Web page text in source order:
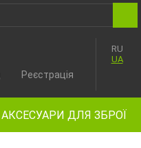
RU
UA
Реєстрація
АКСЕСУАРИ ДЛЯ ЗБРОЇ